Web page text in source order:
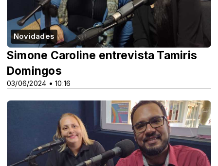
Novidades
03/06/2024 • 10:16
Simone Caroline entrevista Tamiris
Domingos